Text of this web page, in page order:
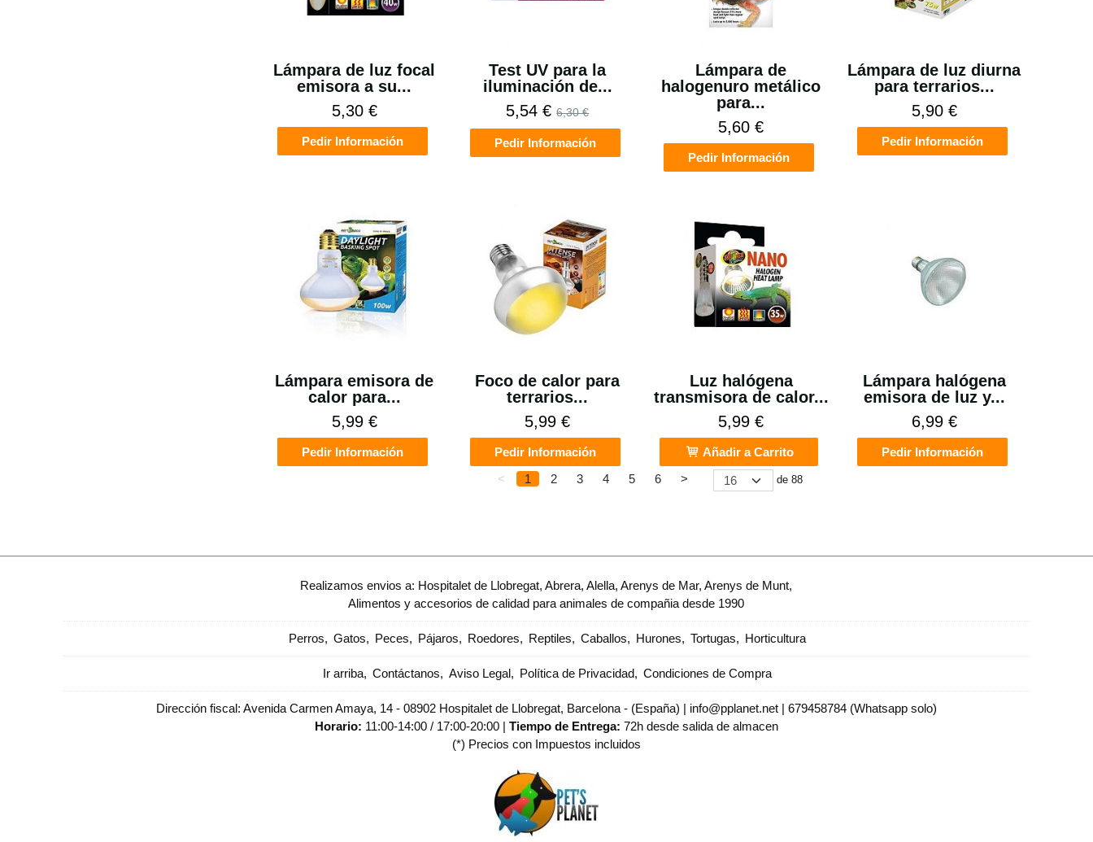
Lámpara de luz focal
emisora a su...
5,30 €
Pedir Información
Test UV para la
iluminación de...
5,54 €6,30 €
Pedir Información
Lámpara de
halogenuro metálico
para...
5,60 €
Pedir Información
Lámpara de luz diurna
para terrarios...
5,90 €
Pedir Información
Lámpara emisora de
calor para...
5,99 €
Pedir Información
Foco de calor para
terrarios...
5,99 €
Pedir Información
Luz halógena
transmisora de calor...
5,99 €
Añadir a Carrito
Lámpara halógena
emisora de luz y...
6,99 €
Pedir Información
<
1 2 3 4 5 6 > de 88
Realizamos envios a: Hospitalet de Llobregat, Abrera, Alella, Arenys de Mar, Arenys de Munt,
Alimentos y accesorios de calidad para animales de compañia desde 1990
Perros Gatos Peces Pájaros Roedores Reptiles Caballos Hurones Tortugas Horticultura
Ir arriba Contáctanos Aviso Legal Política de Privacidad Condiciones de Compra
Dirección fiscal: Avenida Carmen Amaya, 14 - 08902 Hospitalet de Llobregat, Barcelona - (España) | info@pplanet.net | 679458784 (Whatsapp solo)
Horario: 11:00-14:00 / 17:00-20:00 | Tiempo de Entrega: 72h desde salida de almacen
(*) Precios con Impuestos incluidos